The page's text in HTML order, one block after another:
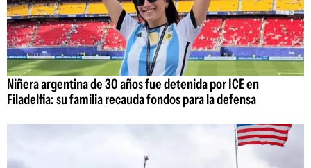
Niñera argentina de 30 años fue detenida por ICE en
Filadelfia: su familia recauda fondos para la defensa